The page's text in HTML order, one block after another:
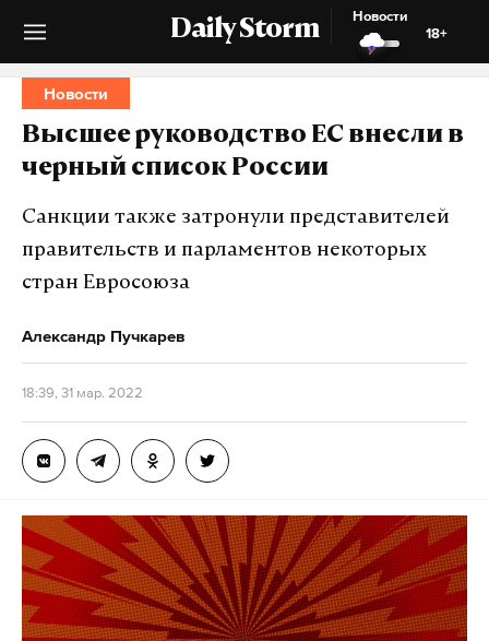
Daily Storm
Новости
18+
Новости
Высшее руководство ЕС внесли в
черный список России
Санкции также затронули представителей
правительств и парламентов некоторых
стран Евросоюза
Александр Пучкарев
18:39, 31 мар. 2022